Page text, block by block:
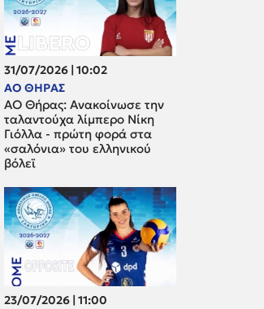
31/07/2026 | 10:02
ΑΟ ΘΗΡΑΣ
ΑΟ Θήρας: Ανακοίνωσε την
ταλαντούχα λίμπερο Νίκη
Γιόλλα - πρώτη φορά στα
«σαλόνια» του ελληνικού
βόλεϊ
23/07/2026 | 11:00